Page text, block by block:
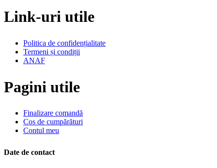
Link-uri utile
Politica de confidențialitate
Termeni și condiții
ANAF
Pagini utile
Finalizare comandă
Cos de cumpărături
Contul meu
Date de contact